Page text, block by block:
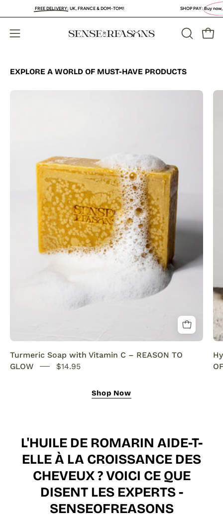
to
content
FREE DELIVERY:UK, FRANCE & DOM-TOM! SHOP PAY:Buy now, PAY
Open
OPEN
EXPLORE A WORLD OF MUST-HAVE PRODUCTS
C
Brightening
&
Anti-
Acne
SENSEOFREASONS
Turmeric Soap with Vitamin C – REASON TO
GLOW
$14.95
Shop Now
L'HUILE DE ROMARIN AIDE-T-
ELLE À LA CROISSANCE DES
CHEVEUX ? VOICI CE QUE
DISENT LES EXPERTS -
SENSEOFREASONS